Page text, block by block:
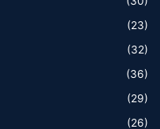
(23)
(32)
(36)
(29)
(26)